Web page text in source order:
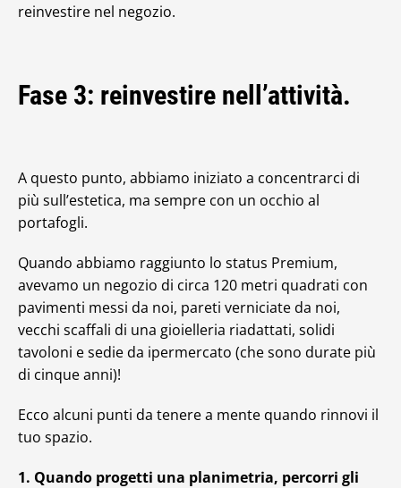
reinvestire nel negozio.
Fase 3: reinvestire nell’attività.
A questo punto, abbiamo iniziato a concentrarci di
più sull’estetica, ma sempre con un occhio al
portafogli.
Quando abbiamo raggiunto lo status Premium,
avevamo un negozio di circa 120 metri quadrati con
pavimenti messi da noi, pareti verniciate da noi,
vecchi scaffali di una gioielleria riadattati, solidi
tavoloni e sedie da ipermercato (che sono durate più
di cinque anni)!
Ecco alcuni punti da tenere a mente quando rinnovi il
tuo spazio.
1. Quando progetti una planimetria, percorri gli